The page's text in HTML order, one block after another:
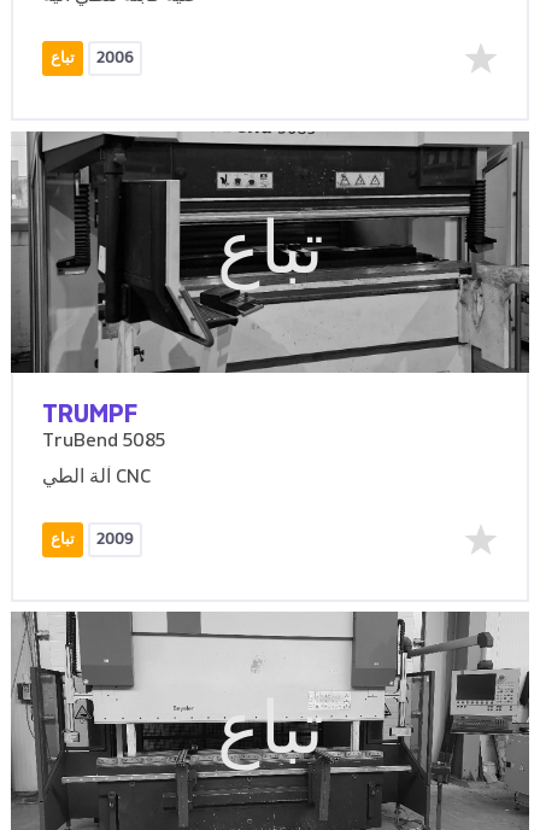
تباع 2006
تباع
TRUMPF
TruBend 5085
آلة الطي CNC
تباع 2009
تباع